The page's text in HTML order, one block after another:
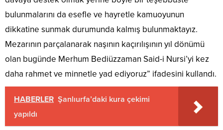
bulunmalarını da esefle ve hayretle kamuoyunun
dikkatine sunmak durumunda kalmış bulunmaktayız.
Mezarının parçalanarak naşının kaçırılışının yıl dönümü
olan bugünde Merhum Bediüzzaman Said-i Nursi’yi kez
daha rahmet ve minnetle yad ediyoruz” ifadesini kullandı.
HABERLER Şanlıurfa’daki kura çekimi
yapıldı